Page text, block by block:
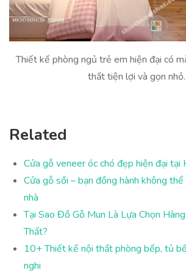
Thiết kế phòng ngủ trẻ em hiện đại có
thất tiện lợi và gọn nhỏ.
Related
Cửa gỗ veneer óc chó đẹp hiện đại tại
Cửa gỗ sồi – bạn đồng hành không
nhà
Tại Sao Đồ Gỗ Mun Là Lựa Chọn
Thất?
10+ Thiết kế nội thất phòng bếp, tủ
nghi